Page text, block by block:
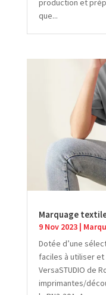
production et
que...
Marquage
9 Nov 2023|
Dotée d’une
faciles à utiliser
VersaSTUDIO de
imprimantes/